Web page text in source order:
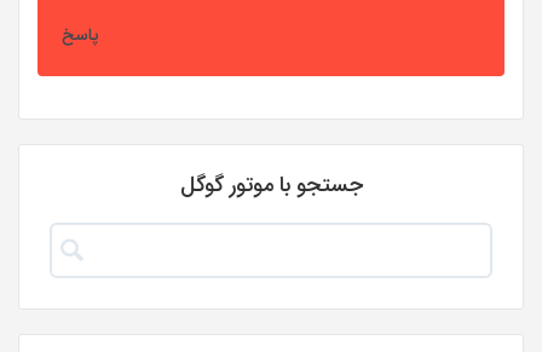
پاسخ
جستجو با موتور گوگل